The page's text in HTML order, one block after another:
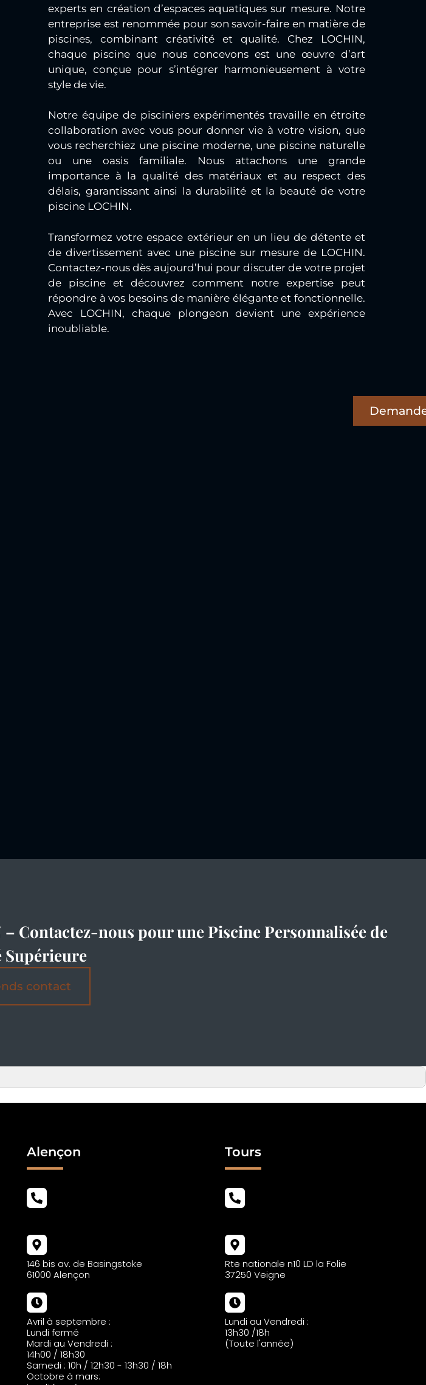
experts en création d’espaces aquatiques sur mesure. Notre
entreprise est renommée pour son savoir-faire en matière de
piscines, combinant créativité et qualité. Chez LOCHIN,
chaque piscine que nous concevons est une œuvre d’art
unique, conçue pour s’intégrer harmonieusement à votre
style de vie.
Notre équipe de pisciniers expérimentés travaille en étroite
collaboration avec vous pour donner vie à votre vision, que
vous recherchiez une piscine moderne, une piscine naturelle
ou une oasis familiale. Nous attachons une grande
importance à la qualité des matériaux et au respect des
délais, garantissant ainsi la durabilité et la beauté de votre
piscine LOCHIN.
Transformez votre espace extérieur en un lieu de détente et
de divertissement avec une piscine sur mesure de LOCHIN.
Contactez-nous dès aujourd’hui pour discuter de votre projet
de piscine et découvrez comment notre expertise peut
répondre à vos besoins de manière élégante et fonctionnelle.
Avec LOCHIN, chaque plongeon devient une expérience
inoubliable.
– Contactez-nous pour une Piscine Personnalisée de
Supérieure
contact
Alençon
146 bis av. de Basingstoke
61000 Alençon
Avril à septembre :
Lundi fermé
Mardi au Vendredi :
14h00 / 18h30
Samedi : 10h / 12h30 - 13h30 / 18h
Octobre à mars:
Tours
Rte nationale n10 LD la Folie
37250 Veigne
Lundi au Vendredi :
13h30 /18h
(Toute l'année)